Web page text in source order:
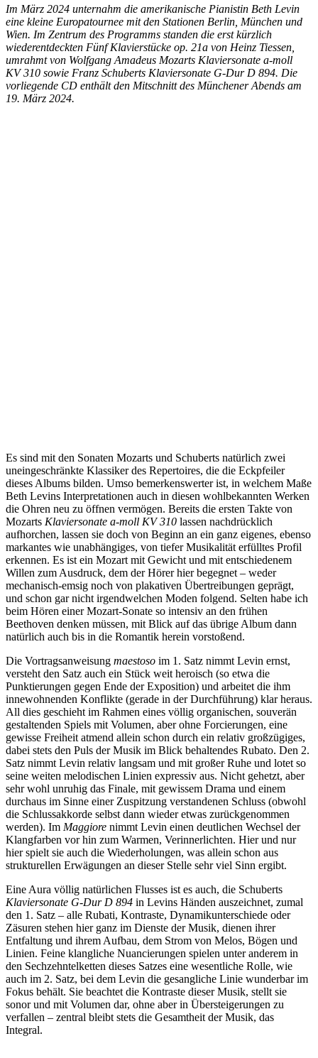
Im März 2024 unternahm die amerikanische Pianistin Beth Levin
eine kleine Europatournee mit den Stationen Berlin, München und
Wien. Im Zentrum des Programms standen die erst kürzlich
wiederentdeckten Fünf Klavierstücke op. 21a von Heinz Tiessen,
umrahmt von Wolfgang Amadeus Mozarts Klaviersonate a-moll
KV 310 sowie Franz Schuberts Klaviersonate G-Dur D 894. Die
vorliegende CD enthält den Mitschnitt des Münchener Abends am
19. März 2024.
Es sind mit den Sonaten Mozarts und Schuberts natürlich zwei
uneingeschränkte Klassiker des Repertoires, die die Eckpfeiler
dieses Albums bilden. Umso bemerkenswerter ist, in welchem Maße
Beth Levins Interpretationen auch in diesen wohlbekannten Werken
die Ohren neu zu öffnen vermögen. Bereits die ersten Takte von
Mozarts Klaviersonate a-moll KV 310 lassen nachdrücklich
aufhorchen, lassen sie doch von Beginn an ein ganz eigenes, ebenso
markantes wie unabhängiges, von tiefer Musikalität erfülltes Profil
erkennen. Es ist ein Mozart mit Gewicht und mit entschiedenem
Willen zum Ausdruck, dem der Hörer hier begegnet – weder
mechanisch-emsig noch von plakativen Übertreibungen geprägt,
und schon gar nicht irgendwelchen Moden folgend. Selten habe ich
beim Hören einer Mozart-Sonate so intensiv an den frühen
Beethoven denken müssen, mit Blick auf das übrige Album dann
natürlich auch bis in die Romantik herein vorstoßend.
Die Vortragsanweisung maestoso im 1. Satz nimmt Levin ernst,
versteht den Satz auch ein Stück weit heroisch (so etwa die
Punktierungen gegen Ende der Exposition) und arbeitet die ihm
innewohnenden Konflikte (gerade in der Durchführung) klar heraus.
All dies geschieht im Rahmen eines völlig organischen, souverän
gestaltenden Spiels mit Volumen, aber ohne Forcierungen, eine
gewisse Freiheit atmend allein schon durch ein relativ großzügiges,
dabei stets den Puls der Musik im Blick behaltendes Rubato. Den 2.
Satz nimmt Levin relativ langsam und mit großer Ruhe und lotet so
seine weiten melodischen Linien expressiv aus. Nicht gehetzt, aber
sehr wohl unruhig das Finale, mit gewissem Drama und einem
durchaus im Sinne einer Zuspitzung verstandenen Schluss (obwohl
die Schlussakkorde selbst dann wieder etwas zurückgenommen
werden). Im Maggiore nimmt Levin einen deutlichen Wechsel der
Klangfarben vor hin zum Warmen, Verinnerlichten. Hier und nur
hier spielt sie auch die Wiederholungen, was allein schon aus
strukturellen Erwägungen an dieser Stelle sehr viel Sinn ergibt.
Eine Aura völlig natürlichen Flusses ist es auch, die Schuberts
Klaviersonate G-Dur D 894 in Levins Händen auszeichnet, zumal
den 1. Satz – alle Rubati, Kontraste, Dynamikunterschiede oder
Zäsuren stehen hier ganz im Dienste der Musik, dienen ihrer
Entfaltung und ihrem Aufbau, dem Strom von Melos, Bögen und
Linien. Feine klangliche Nuancierungen spielen unter anderem in
den Sechzehntelketten dieses Satzes eine wesentliche Rolle, wie
auch im 2. Satz, bei dem Levin die gesangliche Linie wunderbar im
Fokus behält. Sie beachtet die Kontraste dieser Musik, stellt sie
sonor und mit Volumen dar, ohne aber in Übersteigerungen zu
verfallen – zentral bleibt stets die Gesamtheit der Musik, das
Integral.